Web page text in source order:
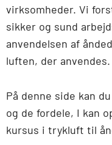
virksomheder. Vi
sikker og sund
anvendelsen af
luften, der anvendes.
På denne side kan
og de fordele, I kan
kursus i trykluft til